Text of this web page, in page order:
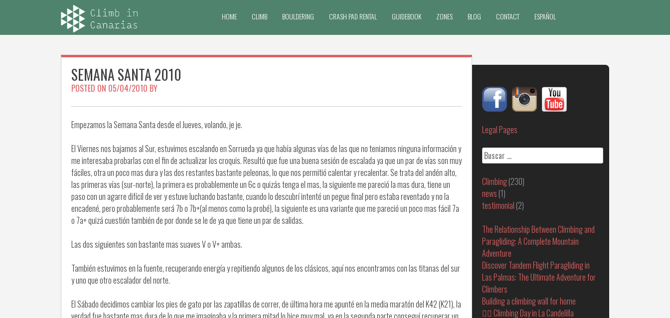
HOME CLIMB BOULDERING CRASH PAD RENTAL GUIDEBOOK ZONES BLOG CONTACT ESPAÑOL
SEMANA SANTA 2010
POSTED ON 05/04/2010 BY
Empezamos la Semana Santa desde el Jueves, volando, je je.
El Viernes nos bajamos al Sur, estuvimos escalando en Sorrueda ya que había algunas vías de las que no teniamos ninguna información y
me interesaba probarlas con el fin de actualizar los croquis. Resultó que fue una buena sesión de escalada ya que un par de vías son muy
fáciles, otra un poco mas dura y las dos restantes bastante peleonas, lo que nos permitió calentar y recalentar. Se trata del andén alto,
las primeras vías (sur-norte), la primera es probablemente un 6c o quizás tenga el mas, la siguiente me pareció la mas dura, tiene un
paso con un agarre difícil de ver y estuve luchando bastante, cuando lo descubrí intenté un pegue final pero estaba reventado y no la
encadené, pero probablemente será 7b o 7b+(al menos como la probé), la siguiente es una variante que me pareció un poco mas fácil 7a
o 7a+ quizá cuestión también de por donde se le de ya que tiene un par de salidas.
Las dos siguientes son bastante mas suaves V o V+ ambas.
También estuvimos en la fuente, recuperando energía y repitiendo algunos de los clásicos, aquí nos encontramos con las titanas del sur
y uno que otro escalador del norte.
El Sábado decidimos cambiar los pies de gato por las zapatillas de correr, de última hora me apunté en la media maratón del K42 (K21), la
Legal Pages
Buscar:
Climbing(230)
news (1)
testimonial (2)
The Relationship Between Climbing and
Paragliding: A Complete Mountain
Adventure
Discover Tandem Flight Paragliding in
Las Palmas: The Ultimate Adventure for
Climbers
Building a climbing wall for home
🧗‍♂️ Climbing Day in La Candelilla